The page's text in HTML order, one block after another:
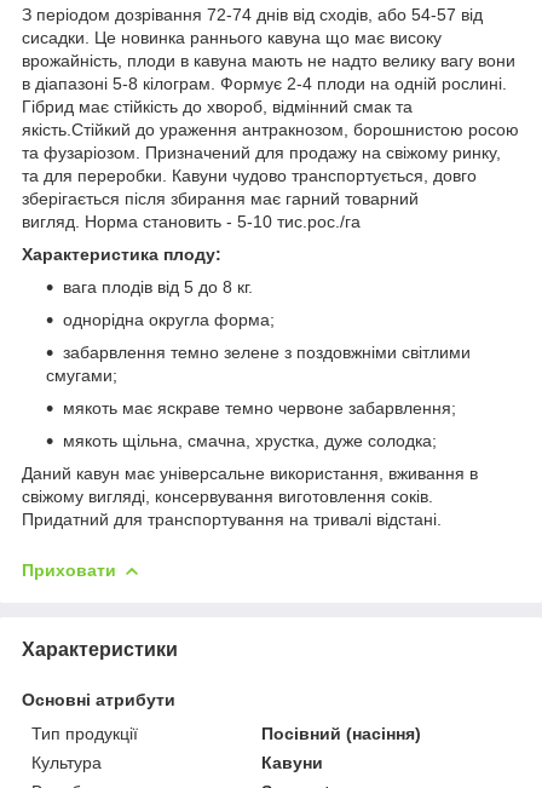
З періодом дозрівання 72-74 днів від сходів, або 54-57 від
сисадки. Це новинка раннього кавуна що має високу
врожайність, плоди в кавуна мають не надто велику вагу вони
в діапазоні 5-8 кілограм. Формує 2-4 плоди на одній рослині.
Гібрид має стійкість до хвороб, відмінний смак та
якість.Стійкий до ураження антракнозом, борошнистою росою
та фузаріозом. Призначений для продажу на свіжому ринку,
та для переробки. Кавуни чудово транспортується, довго
зберігається після збирання має гарний товарний
вигляд. Норма становить - 5-10 тис.рос./га
Характеристика плоду:
вага плодів від 5 до 8 кг.
однорідна округла форма;
забарвлення темно зелене з поздовжніми світлими
смугами;
мякоть має яскраве темно червоне забарвлення;
мякоть щільна, смачна, хрустка, дуже солодка;
Даний кавун має універсальне використання, вживання в
свіжому вигляді, консервування виготовлення соків.
Придатний для транспортування на тривалі відстані.
Приховати
Характеристики
Основні атрибути
Тип продукції
Посівний (насіння)
Культура
Кавуни